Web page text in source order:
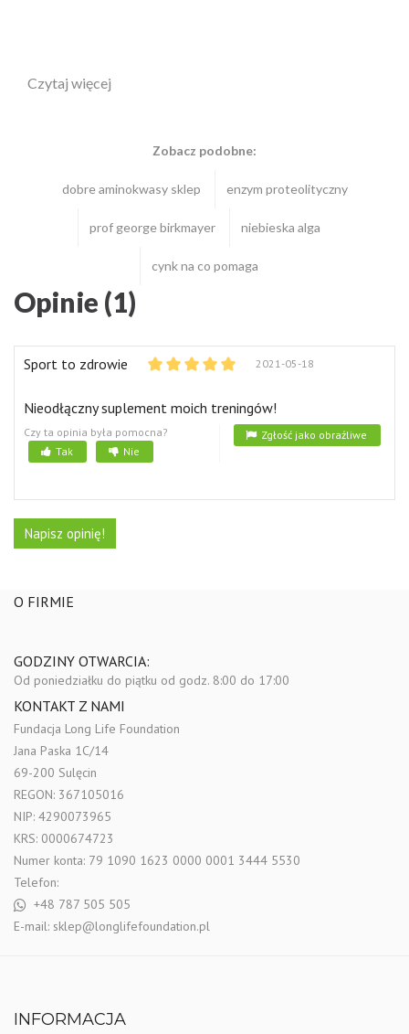
Czytaj więcej
Zobacz podobne:
dobre aminokwasy sklep enzym proteolityczny
prof george birkmayer niebieska alga
cynk na co pomaga
Opinie (1)
Sport to zdrowie 2021-05-18
Nieodłączny suplement moich treningów!
Czy ta opinia była pomocna?
Tak
Nie
Zgłość jako obraźliwe
Napisz opinię!
O FIRMIE
GODZINY OTWARCIA:
Od poniedziałku do piątku od godz. 8:00 do 17:00
KONTAKT Z NAMI
Fundacja Long Life Foundation
Jana Paska 1C/14
69-200 Sulęcin
REGON: 367105016
NIP: 4290073965
KRS: 0000674723
Numer konta: 79 1090 1623 0000 0001 3444 5530
Telefon:
+48 787 505 505
E-mail: sklep@longlifefoundation.pl
INFORMACJA